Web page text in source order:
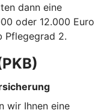
dann eine
oder 12.000 Euro
Pflegegrad 2.
wir Ihnen eine